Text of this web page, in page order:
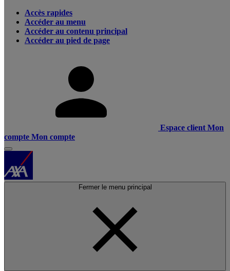
Accès rapides
Accéder au menu
Accéder au contenu principal
Accéder au pied de page
Espace client Mon
compte Mon compte
Fermer le menu principal